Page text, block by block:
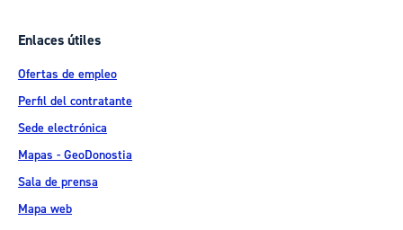
Enlaces útiles
Ofertas de empleo
Perfil del contratante
Sede electrónica
Mapas - GeoDonostia
Sala de prensa
Mapa web